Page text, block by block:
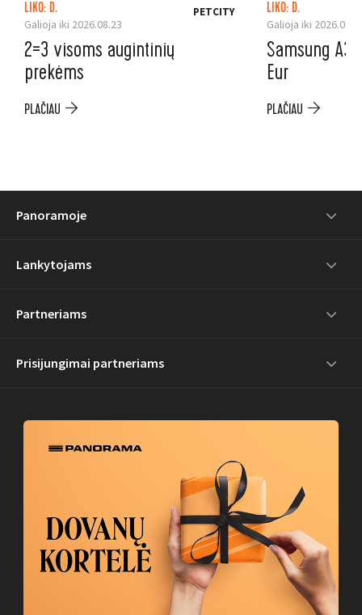
LIKO: D.
Galioja iki 2026.08.23
PETCITY
2=3 visoms augintinių
prekėms
PLAČIAU
LIKO: D.
Galioja iki
Samsung
Eur
PLAČIAU
Panoramoje
Lankytojams
Partneriams
Prisijungimai partneriams